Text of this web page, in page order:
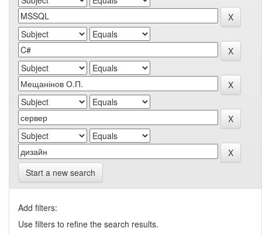
Start a new search
Add filters:
Use filters to refine the search results.